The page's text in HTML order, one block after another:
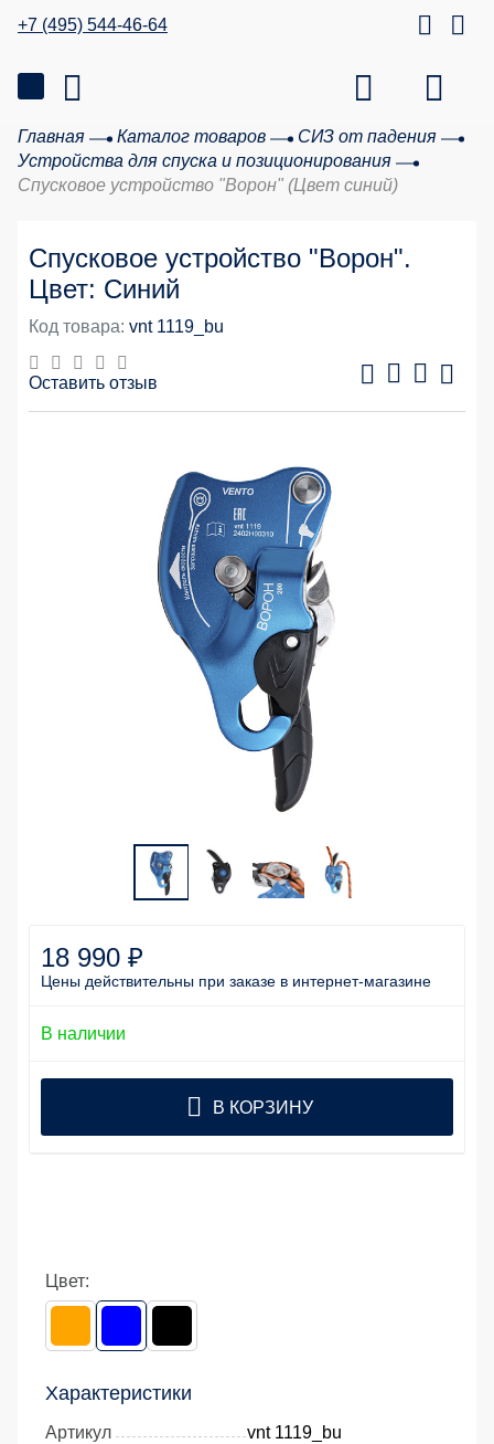
+7 (495) 544-46-64
Главная Каталог товаров
СИЗ от падения
Устройства для спуска и позиционирования
Спусковое устройство "Ворон" (Цвет синий)
Спусковое устройство "Ворон".
Цвет: Синий
Код товара: vnt 1119_bu
Оставить отзыв
Цвет:
Характеристики
Артикул
vnt 1119_bu
18 990 ₽
Цены действительны при заказе в интернет-магазине
В наличии
В КОРЗИНУ